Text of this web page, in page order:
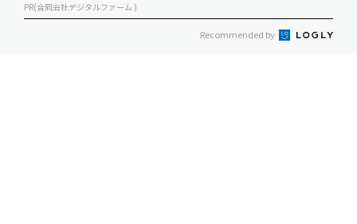
PR(合同会社デジタルファーム )
Recommended by